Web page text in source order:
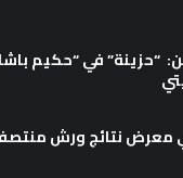
“حزينة” في “حكيم
معرض نتائج ورش